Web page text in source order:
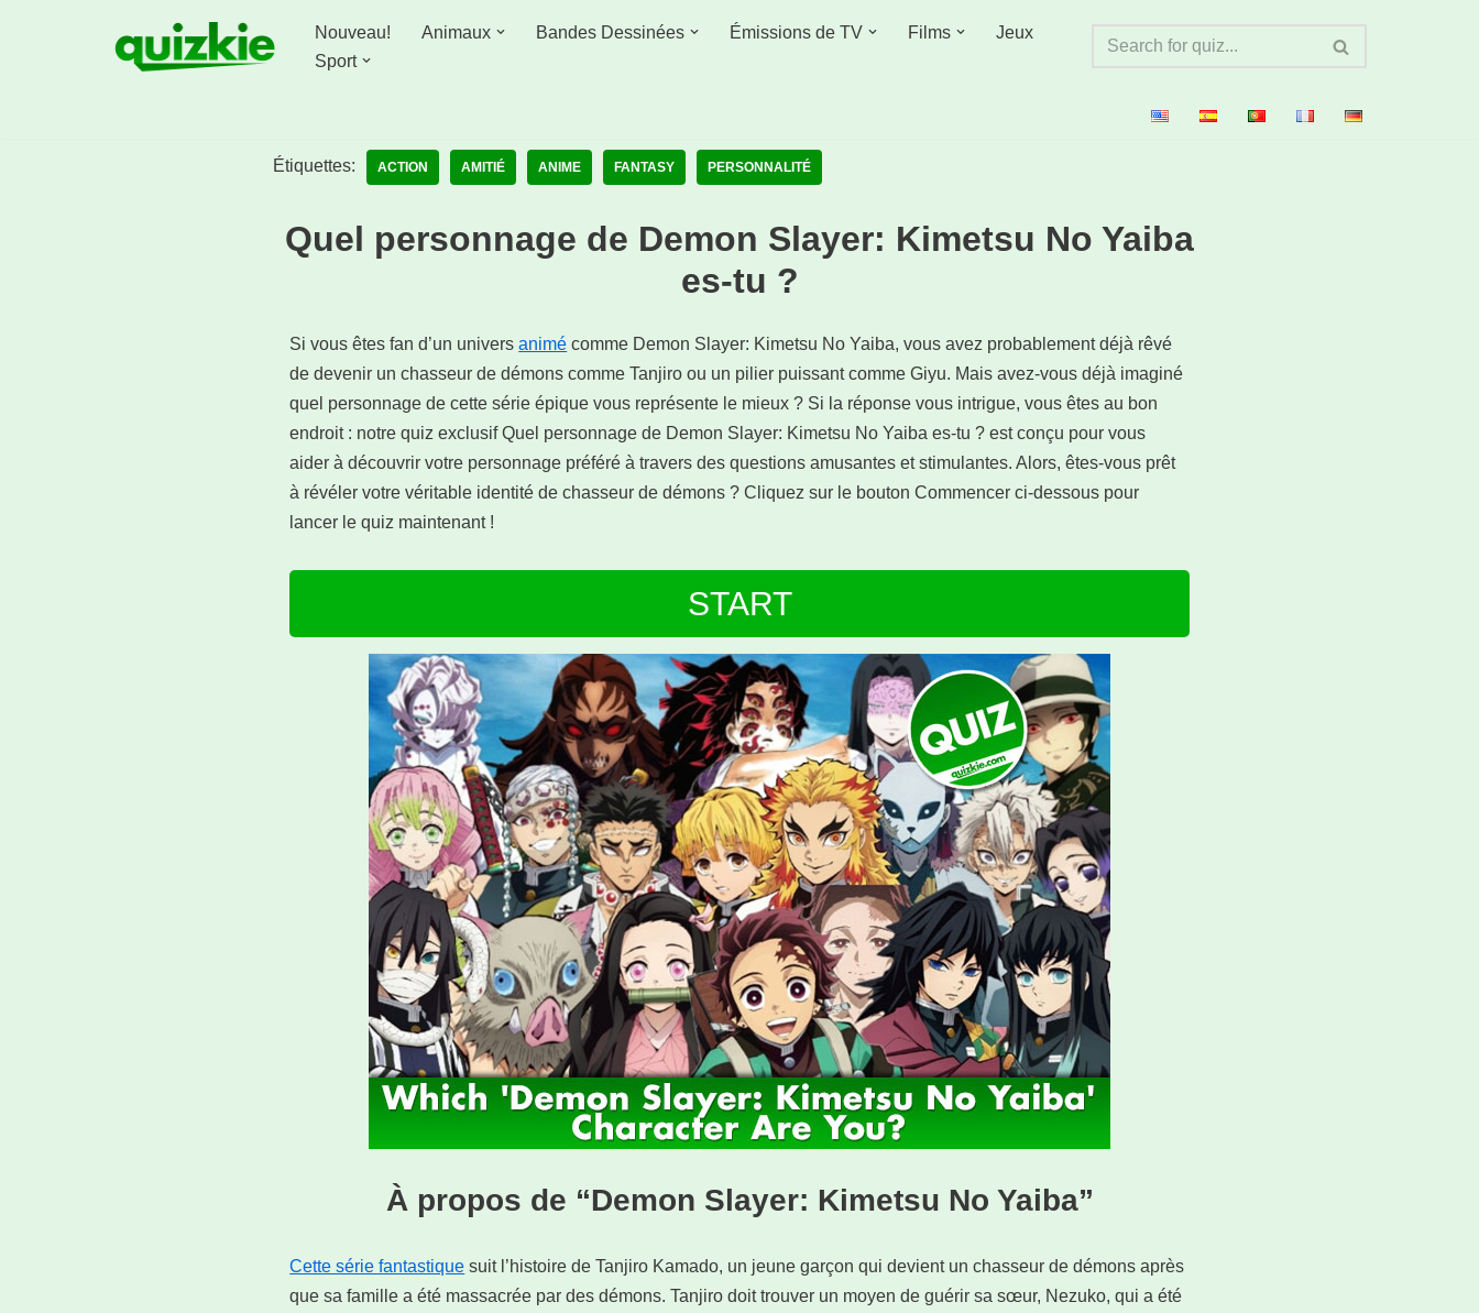
Nouveau! Animaux Bandes Dessinées Émissions de TV Films
Jeux
Sport
Étiquettes: ACTION AMITIÉ ANIME FANTASY PERSONNALITÉ
Quel personnage de Demon Slayer: Kimetsu No Yaiba
es-tu ?
Si vous êtes fan d’un universanimé comme Demon Slayer: Kimetsu No Yaiba, vous avez probablement déjà rêvé
de devenir un chasseur de démons comme Tanjiro ou un pilier puissant comme Giyu. Mais avez-vous déjà imaginé
quel personnage de cette série épique vous représente le mieux ? Si la réponse vous intrigue, vous êtes au bon
endroit : notre quiz exclusif Quel personnage de Demon Slayer: Kimetsu No Yaiba es-tu ? est conçu pour vous
aider à découvrir votre personnage préféré à travers des questions amusantes et stimulantes. Alors, êtes-vous prêt
à révéler votre véritable identité de chasseur de démons ? Cliquez sur le bouton Commencer ci-dessous pour
lancer le quiz maintenant !
START
À propos de “Demon Slayer: Kimetsu No Yaiba”
Cette série fantastique suit l’histoire de Tanjiro Kamado, un jeune garçon qui devient un chasseur de démons après
que sa famille a été massacrée par des démons. Tanjiro doit trouver un moyen de guérir sa sœur, Nezuko, qui a été